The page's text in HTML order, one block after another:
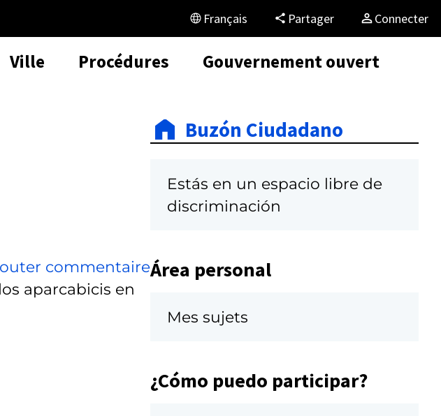
Français Partager Connecter
Ville Procédures Gouvernement ouvert
commentaire
aparcabicis en
Buzón Ciudadano
Estás en un espacio libre de
discriminación
Área personal
Mes sujets
¿Cómo puedo participar?